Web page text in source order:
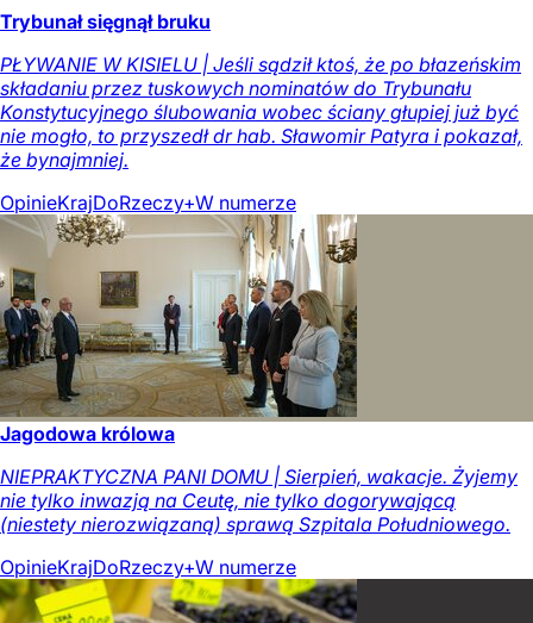
Trybunał sięgnął bruku
PŁYWANIE W KISIELU | Jeśli sądził ktoś, że po błazeńskim
składaniu przez tuskowych nominatów do Trybunału
Konstytucyjnego ślubowania wobec ściany głupiej już być
nie mogło, to przyszedł dr hab. Sławomir Patyra i pokazał,
że bynajmniej.
OpinieKrajDoRzeczy+W numerze
Jagodowa królowa
NIEPRAKTYCZNA PANI DOMU | Sierpień, wakacje. Żyjemy
nie tylko inwazją na Ceutę, nie tylko dogorywającą
(niestety nierozwiązaną) sprawą Szpitala Południowego.
OpinieKrajDoRzeczy+W numerze